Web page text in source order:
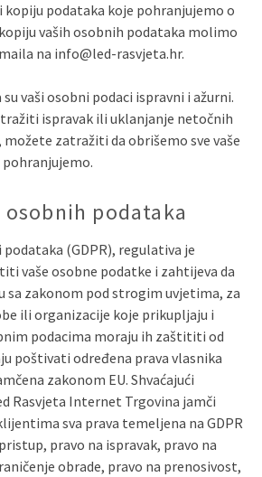
podataka koje pohranjujemo o
vaših osobnih podataka molimo
na info@led-rasvjeta.hr.
vaši osobni podaci ispravni i ažurni.
ispravak ili uklanjanje netočnih
zatražiti da obrišemo sve vaše
osobnih podataka
(GDPR), regulativa je
vaše osobne podatke i zahtijeva da
sa zakonom pod strogim uvjetima, za
ili organizacije koje prikupljaju i
podacima moraju ih zaštititi od
poštivati određena prava vlasnika
zakonom EU. Shvaćajući
Rasvjeta Internet Trgovina jamči
sva prava temeljena na GDPR
pravo na ispravak, pravo na
obrade, pravo na prenosivost,